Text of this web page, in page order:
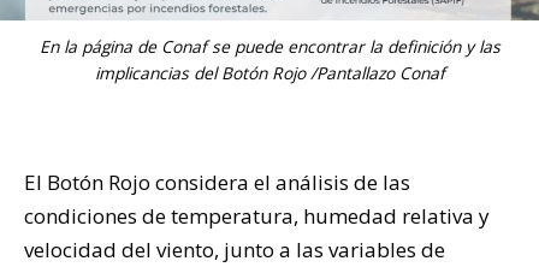
En la página de Conaf se puede encontrar la definición y las
implicancias del Botón Rojo /Pantallazo Conaf
El Botón Rojo considera el análisis de las
condiciones de temperatura, humedad relativa y
velocidad del viento, junto a las variables de